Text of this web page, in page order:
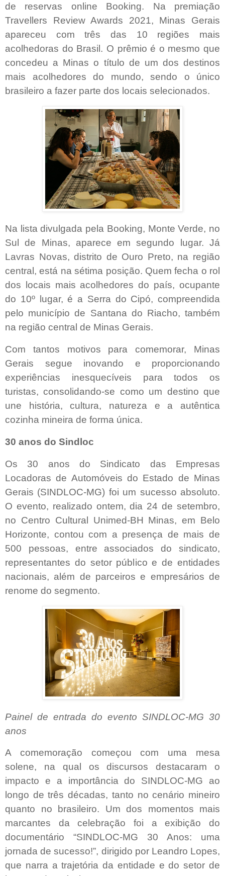
de reservas online Booking. Na premiação
Travellers Review Awards 2021, Minas Gerais
apareceu com três das 10 regiões mais
acolhedoras do Brasil. O prêmio é o mesmo que
concedeu a Minas o título de um dos destinos
mais acolhedores do mundo, sendo o único
brasileiro a fazer parte dos locais selecionados.
Na lista divulgada pela Booking, Monte Verde, no
Sul de Minas, aparece em segundo lugar. Já
Lavras Novas, distrito de Ouro Preto, na região
central, está na sétima posição. Quem fecha o rol
dos locais mais acolhedores do país, ocupante
do 10º lugar, é a Serra do Cipó, compreendida
pelo município de Santana do Riacho, também
na região central de Minas Gerais.
Com tantos motivos para comemorar, Minas
Gerais segue inovando e proporcionando
experiências inesquecíveis para todos os
turistas, consolidando-se como um destino que
une história, cultura, natureza e a autêntica
cozinha mineira de forma única.
30 anos do Sindloc
Os 30 anos do Sindicato das Empresas
Locadoras de Automóveis do Estado de Minas
Gerais (SINDLOC-MG) foi um sucesso absoluto.
O evento, realizado ontem, dia 24 de setembro,
no Centro Cultural Unimed-BH Minas, em Belo
Horizonte, contou com a presença de mais de
500 pessoas, entre associados do sindicato,
representantes do setor público e de entidades
nacionais, além de parceiros e empresários de
renome do segmento.
Painel de entrada do evento SINDLOC-MG 30
anos
A comemoração começou com uma mesa
solene, na qual os discursos destacaram o
impacto e a importância do SINDLOC-MG ao
longo de três décadas, tanto no cenário mineiro
quanto no brasileiro. Um dos momentos mais
marcantes da celebração foi a exibição do
documentário “SINDLOC-MG 30 Anos: uma
jornada de sucesso!”, dirigido por Leandro Lopes,
que narra a trajetória da entidade e do setor de